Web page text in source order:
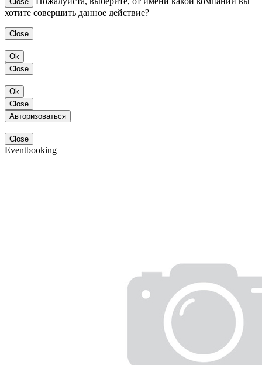
хотите совершить данное действие?
Close
Ok
Close
Ok
Close
Авторизоваться
Close
Eventbooking